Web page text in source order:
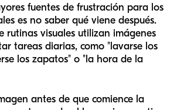
fuentes de frustración para los
es no saber qué viene después.
rutinas visuales utilizan imágenes
tareas diarias, como "lavarse los
los zapatos" o "la hora de la
antes de que comience la